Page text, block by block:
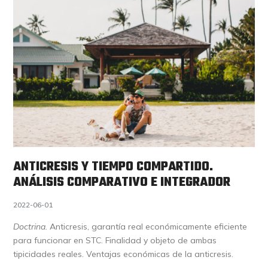
ANTICRESIS Y TIEMPO COMPARTIDO.
ANÁLISIS COMPARATIVO E INTEGRADOR
2022-06-01
Doctrina. Anticresis, garantía real económicamente eficiente
para funcionar en STC. Finalidad y objeto de ambas
tipicidades reales. Ventajas económicas de la anticresis.